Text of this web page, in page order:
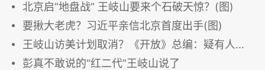
北京启“地盘战” 王岐山要来个石破天惊？(图)
要揪大老虎？习近平亲信北京首度出手(图)
王岐山访美计划取消？《开放》总编：疑有人放风
彭真不敢说的“红二代”王岐山说了